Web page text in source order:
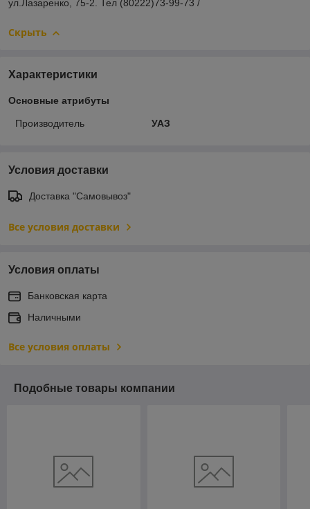
ул.Лазаренко, 75-2. Тел (80222)73-99-73 /
Скрыть
Характеристики
Основные атрибуты
Производитель УАЗ
Условия доставки
Доставка "Самовывоз"
Все условия доставки
Условия оплаты
Банковская карта
Наличными
Все условия оплаты
Подобные товары компании